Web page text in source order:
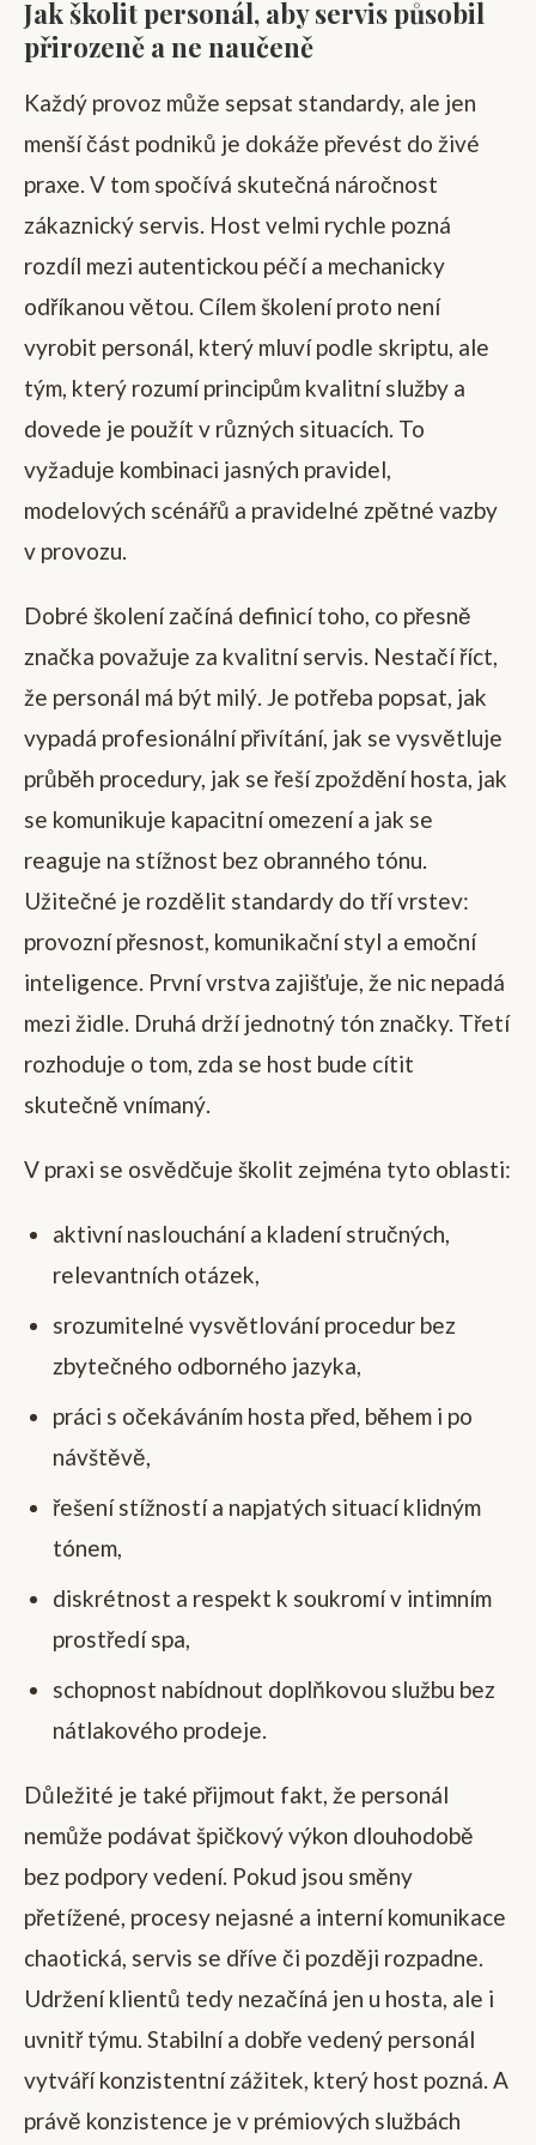
Jak školit personál, aby servis působil
přirozeně a ne naučeně
Každý provoz může sepsat standardy, ale jen
menší část podniků je dokáže převést do živé
praxe. V tom spočívá skutečná náročnost
zákaznický servis. Host velmi rychle pozná
rozdíl mezi autentickou péčí a mechanicky
odříkanou větou. Cílem školení proto není
vyrobit personál, který mluví podle skriptu, ale
tým, který rozumí principům kvalitní služby a
dovede je použít v různých situacích. To
vyžaduje kombinaci jasných pravidel,
modelových scénářů a pravidelné zpětné vazby
v provozu.
Dobré školení začíná definicí toho, co přesně
značka považuje za kvalitní servis. Nestačí říct,
že personál má být milý. Je potřeba popsat, jak
vypadá profesionální přivítání, jak se vysvětluje
průběh procedury, jak se řeší zpoždění hosta, jak
se komunikuje kapacitní omezení a jak se
reaguje na stížnost bez obranného tónu.
Užitečné je rozdělit standardy do tří vrstev:
provozní přesnost, komunikační styl a emoční
inteligence. První vrstva zajišťuje, že nic nepadá
mezi židle. Druhá drží jednotný tón značky. Třetí
rozhoduje o tom, zda se host bude cítit
skutečně vnímaný.
V praxi se osvědčuje školit zejména tyto oblasti:
aktivní naslouchání a kladení stručných,
relevantních otázek,
srozumitelné vysvětlování procedur bez
zbytečného odborného jazyka,
práci s očekáváním hosta před, během i po
návštěvě,
řešení stížností a napjatých situací klidným
tónem,
diskrétnost a respekt k soukromí v intimním
prostředí spa,
schopnost nabídnout doplňkovou službu bez
nátlakového prodeje.
Důležité je také přijmout fakt, že personál
nemůže podávat špičkový výkon dlouhodobě
bez podpory vedení. Pokud jsou směny
přetížené, procesy nejasné a interní komunikace
chaotická, servis se dříve či později rozpadne.
Udržení klientů tedy nezačíná jen u hosta, ale i
uvnitř týmu. Stabilní a dobře vedený personál
vytváří konzistentní zážitek, který host pozná. A
právě konzistence je v prémiových službách